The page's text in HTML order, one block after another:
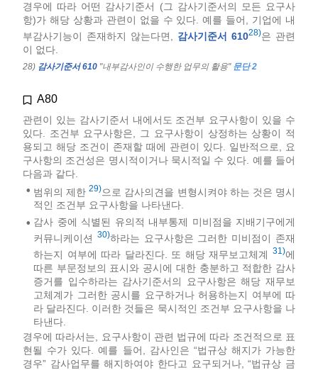
경우에 따라 어떤 감사기준서 (그 감사기준서의 모든 요구사
항)가 해당 상황과 관련이 없을 수 있다. 예를 들어, 기업에 내
부감사기능이 존재하지 않는다면, 감사기준서 61028)은 관련
이 없다.
28) 감사기준서 610 "내부감사인이 수행한 업무의 활용" 문단 2
A80
관련이 있는 감사기준서 내에서도 조건부 요구사항이 있을 수
있다. 조건부 요구사항은, 그 요구사항이 상정하는 상황이 적
용되고 해당 조건이 존재할 때에 관련이 있다. 일반적으로, 요
구사항의 조건성은 명시적이거나 묵시적일 수 있다. 예를 들어
다음과 같다.
• 범위의 제한29)으로 감사의견을 변형시켜야 하는 것은 명시
적인 조건부 요구사항을 나타낸다.
• 감사 중에 식별된 유의적 내부통제 미비점을 지배기구에게
커뮤니케이션 30)하라는 요구사항은 그러한 미비점이 존재
하는지 여부에 따라 달라진다. 또 해당 재무보고체계 31)에
따른 부문정보의 표시와 공시에 대한 충분하고 적합한 감사
증거를 입수하라는 감사기준서의 요구사항은 해당 재무보
고체계가 그러한 공시를 요구하거나 허용하는지 여부에 따
라 달라진다. 이러한 것들은 묵시적인 조건부 요구사항을 나
타낸다.
경우에 따라서는, 요구사항이 관련 법규에 따라 조건적으로 표
현될 수가 있다. 예를 들어, 감사인은 “법규상 해지가 가능한
경우” 감사업무를 해지하여야 한다고 요구되거나, “법규상 금